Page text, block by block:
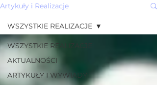
Artykuły i Realizacje
WSZYSTKIE REALIZACJE
AKTUALNOŚCI
ARTYKUŁY I WYWIADY
WSZYSTKIE REALIZACJE